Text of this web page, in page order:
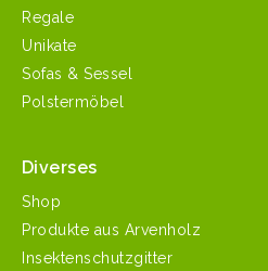
Regale
Unikate
Sofas & Sessel
Polstermöbel
Diverses
Shop
Produkte aus Arvenholz
Insektenschutzgitter